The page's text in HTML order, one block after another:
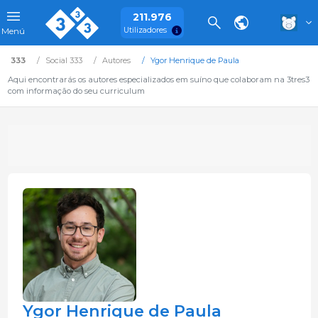
Menú
211.976
Utilizadores
333 Social 333 Autores
Ygor Henrique de Paula
Aqui encontrarás os autores especializados em suíno que colaboram na 3tres3
com informação do seu curriculum
Ygor Henrique de Paula